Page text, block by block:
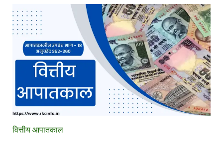
वित्तीय आपातकाल